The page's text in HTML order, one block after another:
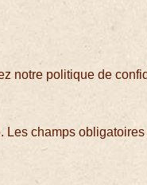
notre politique de
Les champs